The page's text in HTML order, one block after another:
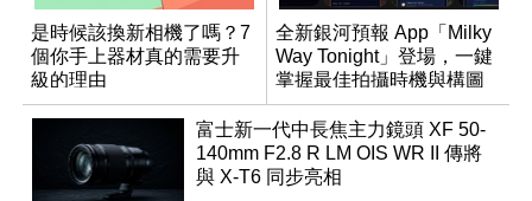
是時候該換新相機了嗎？7
個你手上器材真的需要升
級的理由
全新銀河預報 App「Milky
Way Tonight」登場，一鍵
掌握最佳拍攝時機與構圖
富士新一代中長焦主力鏡頭 XF 50-
140mm F2.8 R LM OIS WR II 傳將
與 X-T6 同步亮相